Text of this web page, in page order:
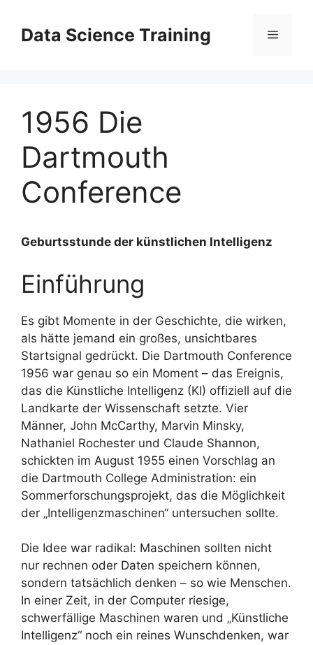
Inhalt
springen
Data Science Training Menü
1956 Die
Dartmouth
Conference
Geburtsstunde der künstlichen Intelligenz
Einführung
Es gibt Momente in der Geschichte, die wirken,
als hätte jemand ein großes, unsichtbares
Startsignal gedrückt. Die Dartmouth Conference
1956 war genau so ein Moment – das Ereignis,
das die Künstliche Intelligenz (KI) offiziell auf die
Landkarte der Wissenschaft setzte. Vier
Männer, John McCarthy, Marvin Minsky,
Nathaniel Rochester und Claude Shannon,
schickten im August 1955 einen Vorschlag an
die Dartmouth College Administration: ein
Sommerforschungsprojekt, das die Möglichkeit
der „Intelligenzmaschinen“ untersuchen sollte.
Die Idee war radikal: Maschinen sollten nicht
nur rechnen oder Daten speichern können,
sondern tatsächlich denken – so wie Menschen.
In einer Zeit, in der Computer riesige,
schwerfällige Maschinen waren und „Künstliche
Intelligenz“ noch ein reines Wunschdenken, war